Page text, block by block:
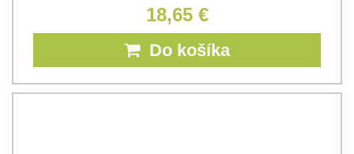
18,65 €
Do košíka